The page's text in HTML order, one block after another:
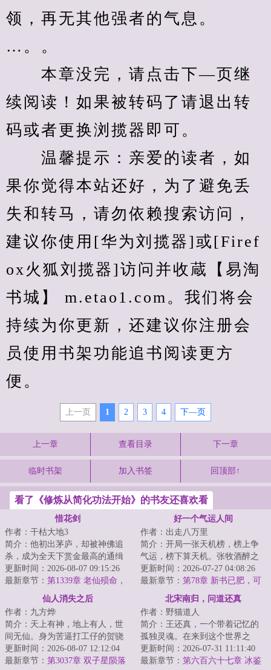
领，再无其他强者的气息。
…。。
本章没完，请点击下—页继
续阅读！如果被转码了请退出转
码或者更换浏揽器即可。
温馨提示：亲爱的读者，如
果你觉得本站还好，为了避免丢
失和转马，请勿依赖搜索访问，
建议你使用[华为刘揽器]或[Firef
ox火狐刘揽器]访问并收蔵【易淘
书城】 m.etao1.com。我们将会
持续为你更新，还建议你注册会
员使用书架功能追书阅读更方
便。
上一页 1 2 3 4 下—页
上一章 查看目录 下一章
临时书架 加入书签 回顶部↑
看了《修炼从简化功法开始》的书友还喜欢看
惜花剑
作者：干枯大地3
简介：他初出茅庐，却被神佛追
杀，成为全天下赏金最高的通缉
犯。他本心善良，却遭小人诬
陷，阴差阳错地当...
更新时间：2026-08-07 09:15:26
最新章节： 第1339章 老仙殒命，
好一个气运人间
作者：出走八万里
简介：开局一张天机榜，榜上争
气运，榜下算天机。张牧酒醉之
间，穿越到了这个聚气运，修武
道的世界。有人...
更新时间：2026-07-27 04:08:26
最新章节： 第78章 新书已肥，可
仙人消失之后
作者：九方烨
简介：天上有神，地上有人，世
间无仙。身为苦逼打工仔的贺骁
穿越为本界的官二代，原以为就
此开启锦衣玉食...
更新时间：2026-08-07 12:12:04
最新章节： 第3037章 双子星陨落
北宋南归，问道还真
作者：野猫道人
简介：王还真，一个带着记忆的
孤独灵魂。在来到这个世界之
后，亲眼目睹了金人屠村。他和
来送饭的少女侥幸...
更新时间：2026-07-31 11:11:40
最新章节： 第六百六十七章 冰鉴